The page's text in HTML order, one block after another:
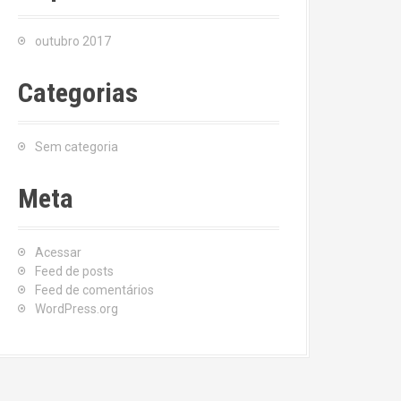
outubro 2017
Categorias
Sem categoria
Meta
Acessar
Feed de posts
Feed de comentários
WordPress.org